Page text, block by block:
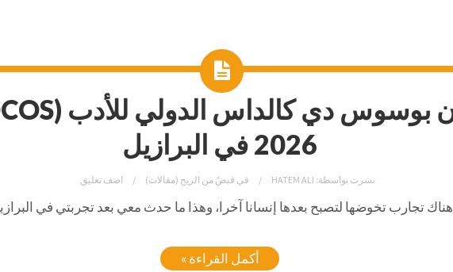
2026 في البرازيل
نشرت بواسطة: HATEM ALI في قبضٌ من الريح (مقالات) اضف تعليق
هناك تجارب تخوضها لتصبح بعدها إنسانا آخرا، وهذا ما حدث معي بعد تجربتي في
أكمل القراءة »